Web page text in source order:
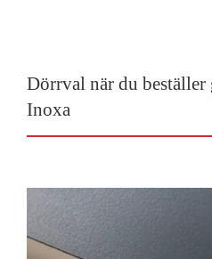
Dörrval när du beställer
Inoxa